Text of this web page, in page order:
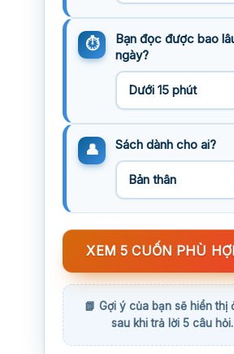
Bạn đọc được bao
ngày?
Sách dành cho ai?
XEM 5 CUỐN PHÙ